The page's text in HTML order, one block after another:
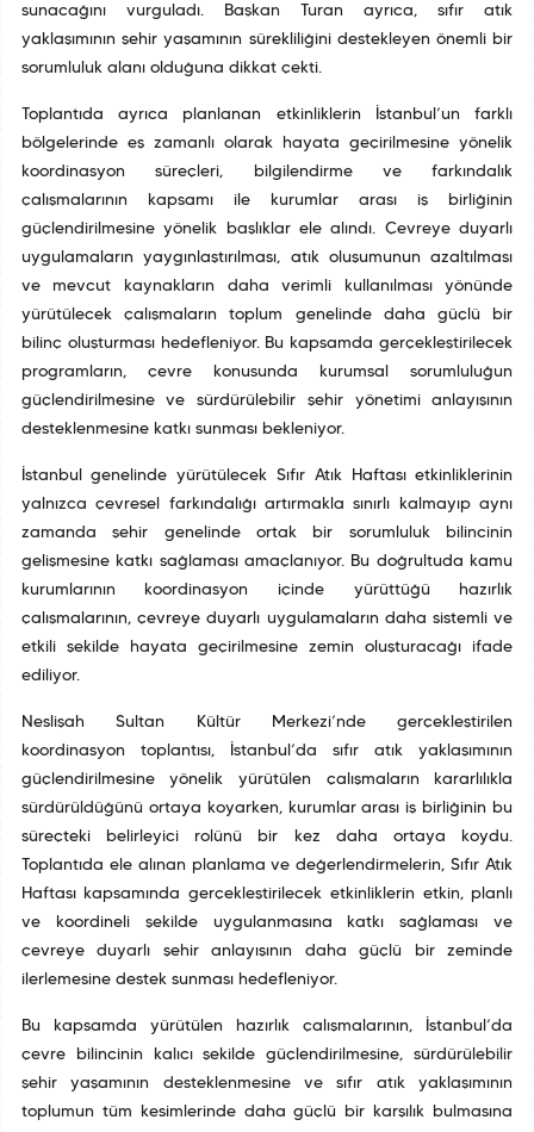
sunacağını vurguladı. Başkan Turan ayrıca, sıfır atık
yaklaşımının şehir yaşamının sürekliliğini destekleyen önemli bir
sorumluluk alanı olduğuna dikkat çekti.
Toplantıda ayrıca planlanan etkinliklerin İstanbul’un farklı
bölgelerinde eş zamanlı olarak hayata geçirilmesine yönelik
koordinasyon süreçleri, bilgilendirme ve farkındalık
çalışmalarının kapsamı ile kurumlar arası iş birliğinin
güçlendirilmesine yönelik başlıklar ele alındı. Çevreye duyarlı
uygulamaların yaygınlaştırılması, atık oluşumunun azaltılması
ve mevcut kaynakların daha verimli kullanılması yönünde
yürütülecek çalışmaların toplum genelinde daha güçlü bir
bilinç oluşturması hedefleniyor. Bu kapsamda gerçekleştirilecek
programların, çevre konusunda kurumsal sorumluluğun
güçlendirilmesine ve sürdürülebilir şehir yönetimi anlayışının
desteklenmesine katkı sunması bekleniyor.
İstanbul genelinde yürütülecek Sıfır Atık Haftası etkinliklerinin
yalnızca çevresel farkındalığı artırmakla sınırlı kalmayıp aynı
zamanda şehir genelinde ortak bir sorumluluk bilincinin
gelişmesine katkı sağlaması amaçlanıyor. Bu doğrultuda kamu
kurumlarının koordinasyon içinde yürüttüğü hazırlık
çalışmalarının, çevreye duyarlı uygulamaların daha sistemli ve
etkili şekilde hayata geçirilmesine zemin oluşturacağı ifade
ediliyor.
Neslişah Sultan Kültür Merkezi’nde gerçekleştirilen
koordinasyon toplantısı, İstanbul’da sıfır atık yaklaşımının
güçlendirilmesine yönelik yürütülen çalışmaların kararlılıkla
sürdürüldüğünü ortaya koyarken, kurumlar arası iş birliğinin bu
süreçteki belirleyici rolünü bir kez daha ortaya koydu.
Toplantıda ele alınan planlama ve değerlendirmelerin, Sıfır Atık
Haftası kapsamında gerçekleştirilecek etkinliklerin etkin, planlı
ve koordineli şekilde uygulanmasına katkı sağlaması ve
çevreye duyarlı şehir anlayışının daha güçlü bir zeminde
ilerlemesine destek sunması hedefleniyor.
Bu kapsamda yürütülen hazırlık çalışmalarının, İstanbul’da
çevre bilincinin kalıcı şekilde güçlendirilmesine, sürdürülebilir
şehir yaşamının desteklenmesine ve sıfır atık yaklaşımının
toplumun tüm kesimlerinde daha güçlü bir karşılık bulmasına